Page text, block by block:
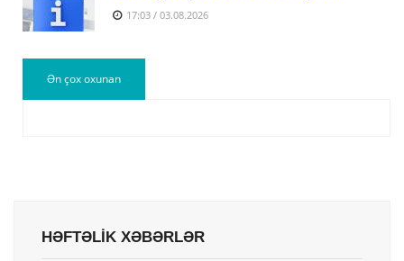
17:03 / 03.08.2026
Ən çox oxunan
HƏFTƏLİK XƏBƏRLƏR